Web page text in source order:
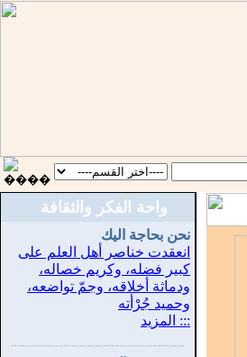
واحة الفكر والثقافة
نحن بحاجة اليك
انعقدت خناصر أهل العلم على
كبير فضله، وكريم خصاله،
ودماثة أخلاقه، وجمّ تواضعه،
وحميد جُرْأته
::: المزيد